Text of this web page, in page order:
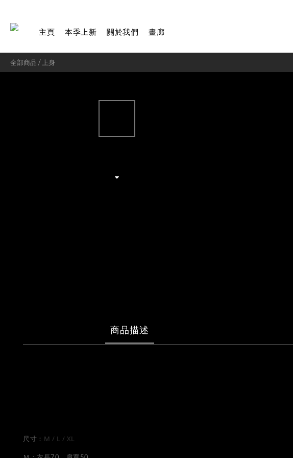
主頁 本季上新 關於我們 畫廊
全部商品 / 上身
商品描述
尺寸： M / L / XL